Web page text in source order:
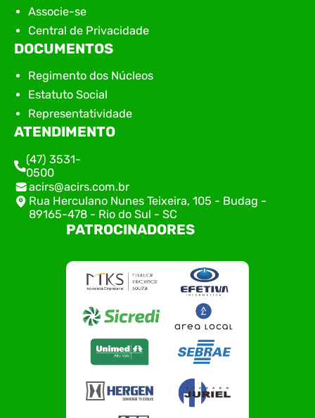
Associe-se
Central de Privacidade
DOCUMENTOS
Regimento dos Núcleos
Estatuto Social
Representatividade
ATENDIMENTO
(47) 3531-
0500
acirs@acirs.com.br
Rua Herculano Nunes Teixeira, 105 - Budag -
89165-478 - Rio do Sul - SC
PATROCINADORES